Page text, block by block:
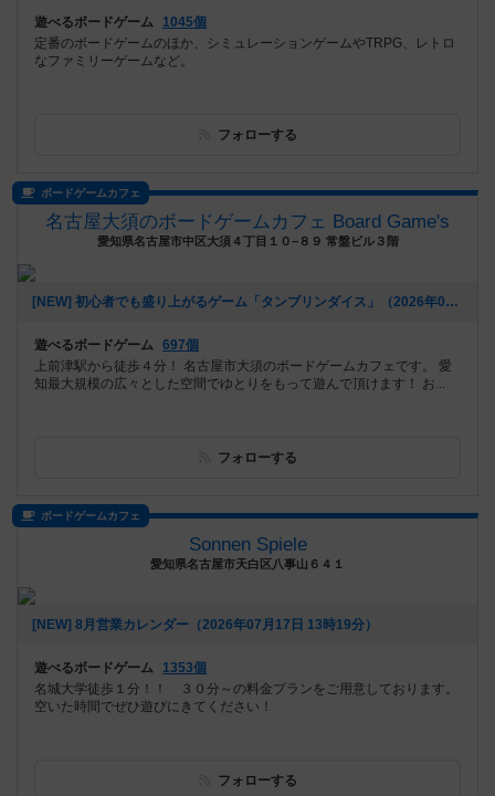
遊べるボードゲーム
1045個
定番のボードゲームのほか、シミュレーションゲームやTRPG、レトロ
なファミリーゲームなど。
フォローする
ボードゲームカフェ
名古屋大須のボードゲームカフェ Board Game's
愛知県名古屋市中区大須４丁目１０−８９ 常盤ビル３階
[NEW] 初心者でも盛り上がるゲーム「タンブリンダイス」（2026年07月17日 14時05分）
遊べるボードゲーム 697個
上前津駅から徒歩４分！ 名古屋市大須のボードゲームカフェです。 愛
知最大規模の広々とした空間でゆとりをもって遊んで頂けます！ お...
フォローする
ボードゲームカフェ
Sonnen Spiele
愛知県名古屋市天白区八事山６４１
[NEW] 8月営業カレンダー（2026年07月17日 13時19分）
遊べるボードゲーム
1353個
名城大学徒歩１分！！ ３０分～の料金プランをご用意しております。
空いた時間でぜひ遊びにきてください！
フォローする